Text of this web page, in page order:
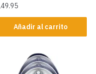
Añadir al carrito